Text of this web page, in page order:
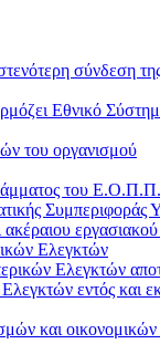
σύνδεση
Eθνικό
του οργανισμού
του
εργασιακού
Ελεγκτών
Ελεγκτών
εντός και
και